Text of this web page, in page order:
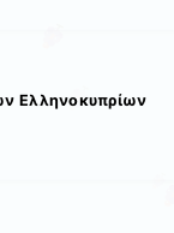
Ελληνοκυπρίων